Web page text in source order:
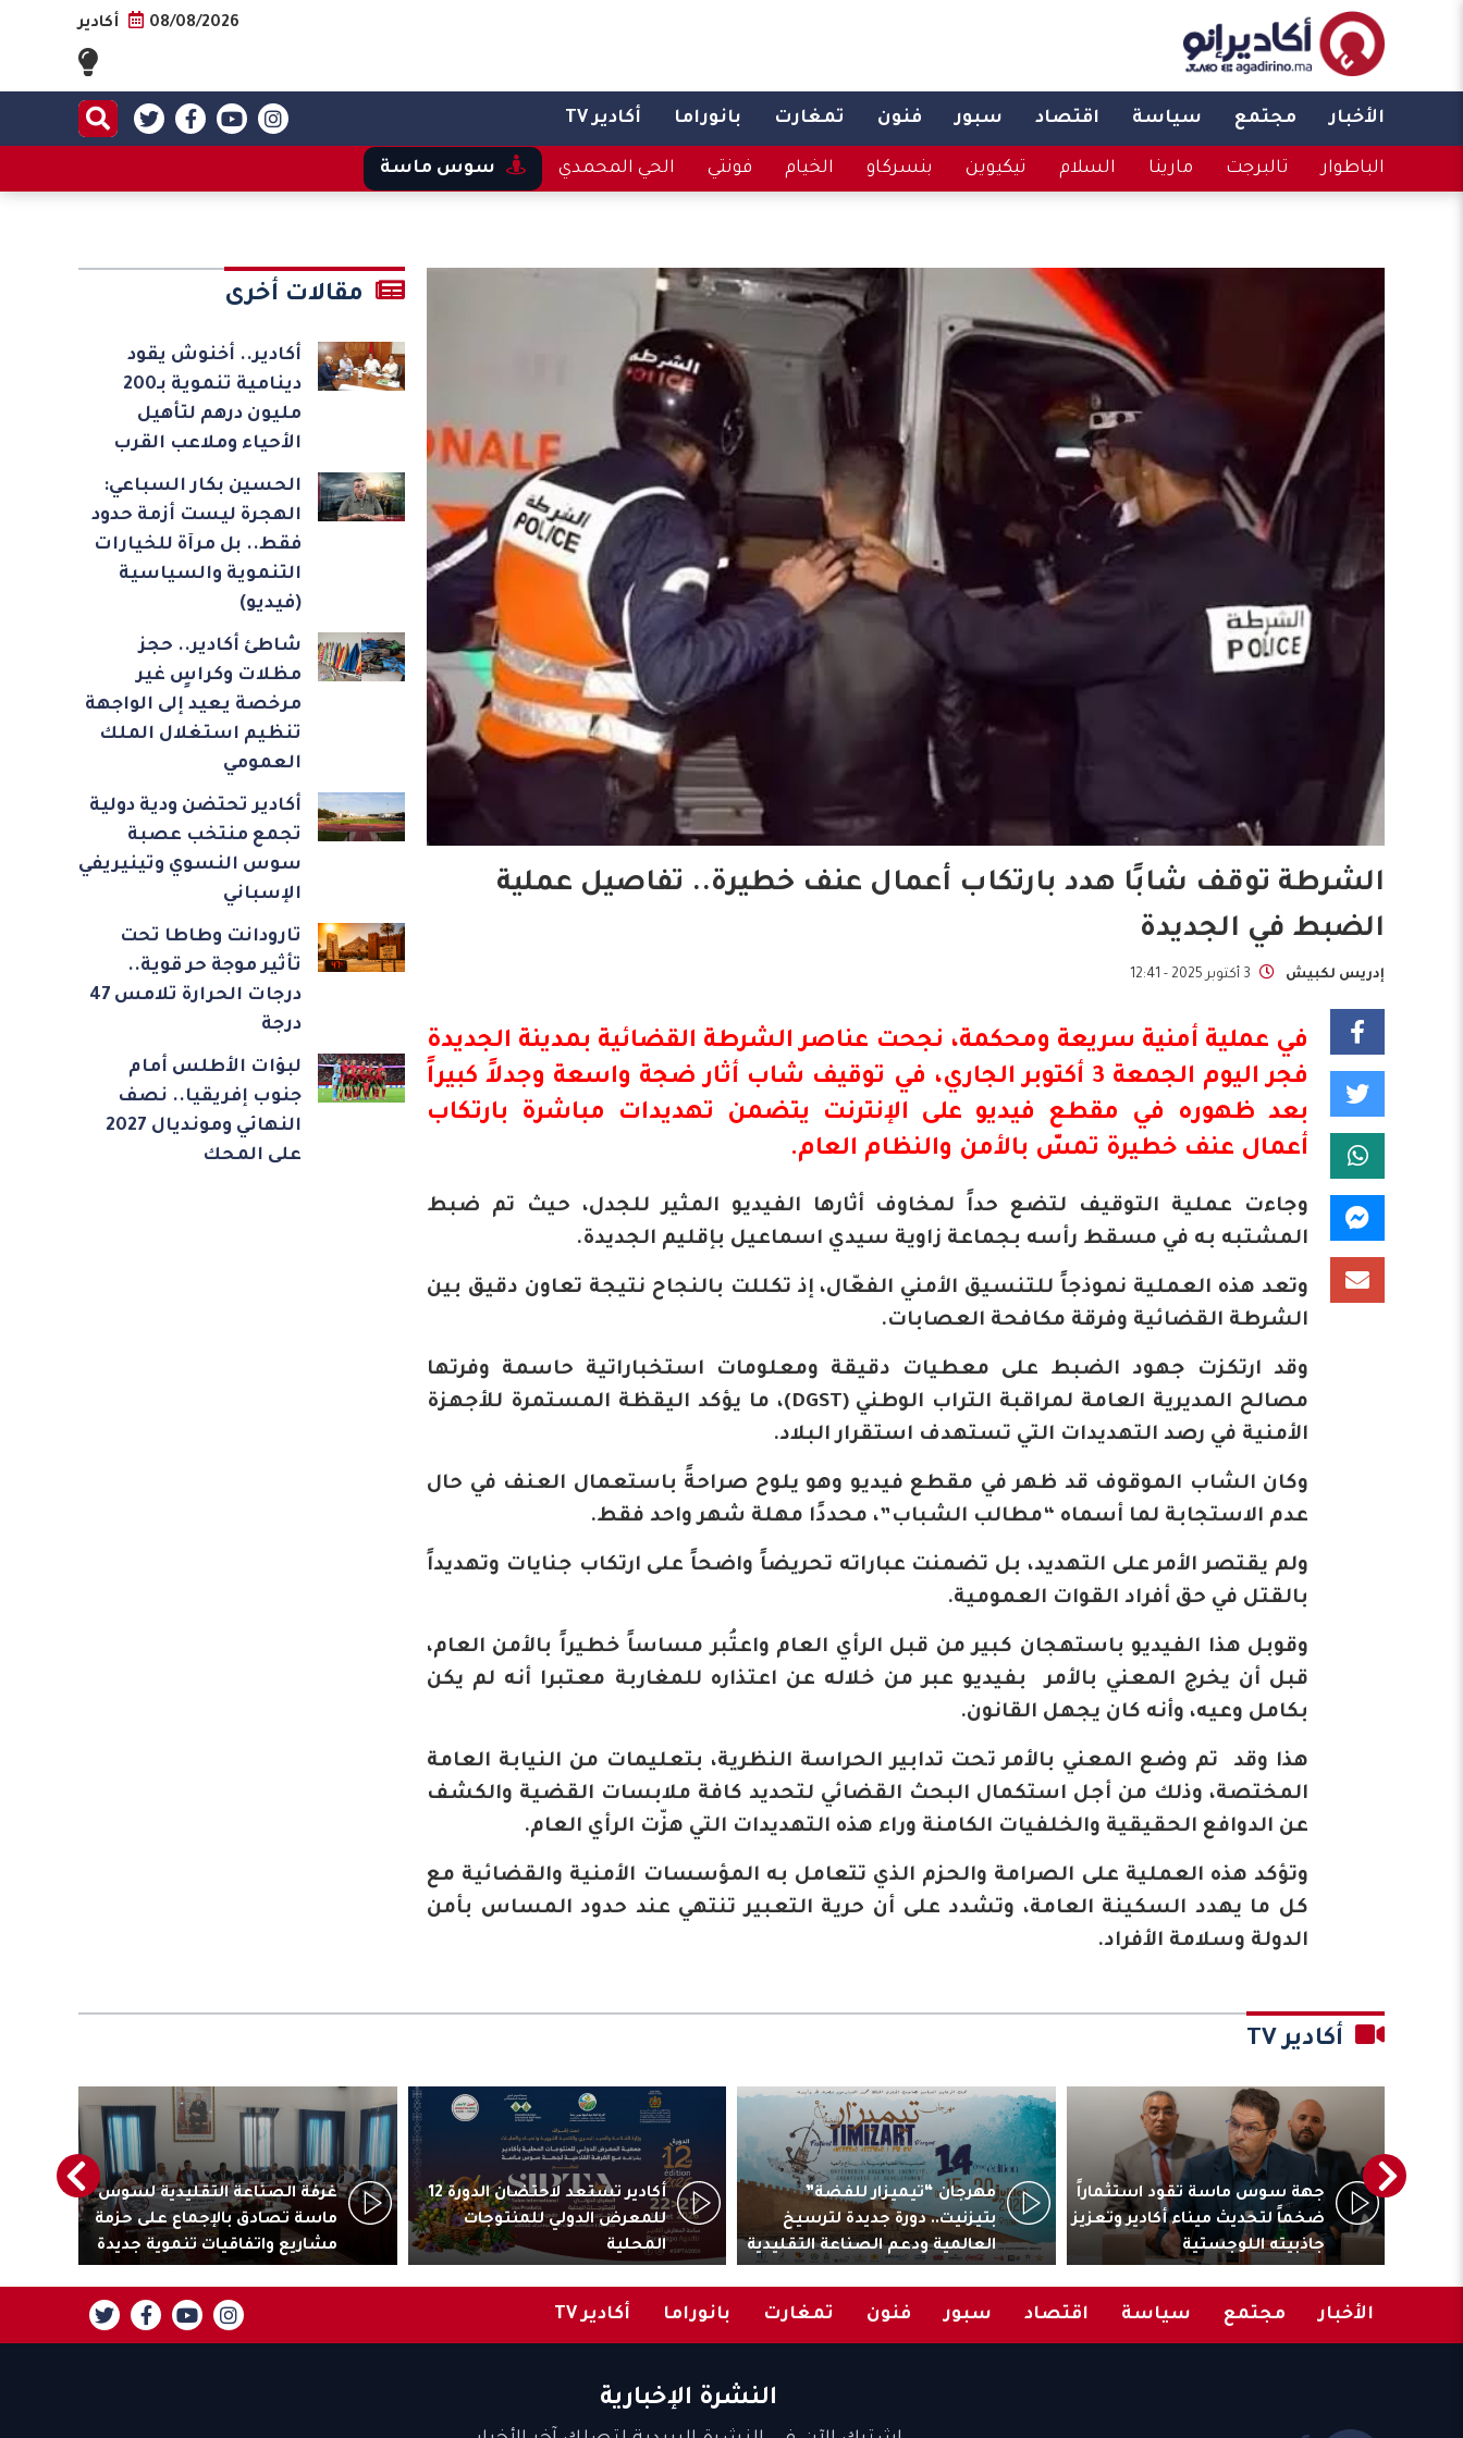
08/08/2026 أكادير
الأخبار مجتمع سياسة اقتصاد سبور فنون تمغارت بانوراما أكادير TV
الباطوار تالبرجت مارينا السلام تيكيوين بنسركاو الخيام فونتي الحي المحمدي سوس ماسة
الشرطة توقف شابًا هدد بارتكاب أعمال عنف خطيرة.. تفاصيل عملية
الضبط في الجديدة
إدريس لكبيش 3 أكتوبر 2025 - 12:41
في عملية أمنية سريعة ومحكمة، نجحت عناصر الشرطة القضائية بمدينة الجديدة
فجر اليوم الجمعة 3 أكتوبر الجاري، في توقيف شاب أثار ضجة واسعة وجدلاً كبيراً
بعد ظهوره في مقطع فيديو على الإنترنت يتضمن تهديدات مباشرة بارتكاب
أعمال عنف خطيرة تمسّ بالأمن والنظام العام.
وجاءت عملية التوقيف لتضع حداً لمخاوف أثارها الفيديو المثير للجدل، حيث تم ضبط
المشتبه به في مسقط رأسه بجماعة زاوية سيدي اسماعيل بإقليم الجديدة.
وتعد هذه العملية نموذجاً للتنسيق الأمني الفعّال، إذ تكللت بالنجاح نتيجة تعاون دقيق بين
الشرطة القضائية وفرقة مكافحة العصابات.
وقد ارتكزت جهود الضبط على معطيات دقيقة ومعلومات استخباراتية حاسمة وفرتها
مصالح المديرية العامة لمراقبة التراب الوطني (DGST)، ما يؤكد اليقظة المستمرة للأجهزة
الأمنية في رصد التهديدات التي تستهدف استقرار البلاد.
وكان الشاب الموقوف قد ظهر في مقطع فيديو وهو يلوح صراحةً باستعمال العنف في حال
عدم الاستجابة لما أسماه “مطالب الشباب”، محددًا مهلة شهر واحد فقط.
ولم يقتصر الأمر على التهديد، بل تضمنت عباراته تحريضاً واضحاً على ارتكاب جنايات وتهديداً
بالقتل في حق أفراد القوات العمومية.
وقوبل هذا الفيديو باستهجان كبير من قبل الرأي العام واعتُبر مساساً خطيراً بالأمن العام،
قبل أن يخرج المعني بالأمر بفيديو عبر من خلاله عن اعتذاره للمغاربة معتبرا أنه لم يكن
بكامل وعيه، وأنه كان يجهل القانون.
هذا وقد تم وضع المعني بالأمر تحت تدابير الحراسة النظرية، بتعليمات من النيابة العامة
المختصة، وذلك من أجل استكمال البحث القضائي لتحديد كافة ملابسات القضية والكشف
عن الدوافع الحقيقية والخلفيات الكامنة وراء هذه التهديدات التي هزّت الرأي العام.
وتؤكد هذه العملية على الصرامة والحزم الذي تتعامل به المؤسسات الأمنية والقضائية مع
كل ما يهدد السكينة العامة، وتشدد على أن حرية التعبير تنتهي عند حدود المساس بأمن
الدولة وسلامة الأفراد.
مقالات أخرى
أكادير.. أخنوش يقود
دينامية تنموية بـ200
مليون درهم لتأهيل
الأحياء وملاعب القرب
الحسين بكار السباعي:
الهجرة ليست أزمة حدود
فقط.. بل مرآة للخيارات
التنموية والسياسية
(فيديو)
شاطئ أكادير.. حجز
مظلات وكراسٍ غير
مرخصة يعيد إلى الواجهة
تنظيم استغلال الملك
العمومي
أكادير تحتضن ودية دولية
تجمع منتخب عصبة
سوس النسوي وتينيريفي
الإسباني
تارودانت وطاطا تحت
تأثير موجة حر قوية..
درجات الحرارة تلامس 47
درجة
لبؤات الأطلس أمام
جنوب إفريقيا.. نصف
النهائي ومونديال 2027
على المحك
أكادير TV
جهة سوس ماسة تقود استثماراً
ضخماً لتحديث ميناء أكادير وتعزيز
جاذبيته اللوجستية
مهرجان “تيميزار للفضة”
بتيزنيت.. دورة جديدة لترسيخ
العالمية ودعم الصناعة التقليدية
أكادير تستعد لاحتضان الدورة 12
للمعرض الدولي للمنتوجات
المحلية
غرفة الصناعة التقليدية لسوس
ماسة تصادق بالإجماع على حزمة
مشاريع واتفاقيات تنموية جديدة
الأخبار مجتمع سياسة اقتصاد سبور فنون تمغارت بانوراما أكادير TV
النشرة الإخبارية